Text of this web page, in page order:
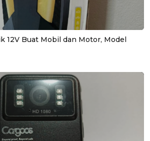
12V Buat Mobil dan Motor, Model